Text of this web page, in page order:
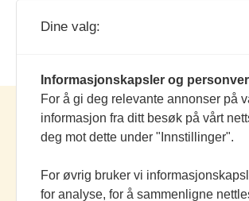
strategi.
elektronikknett.no
Nettredaktør: Einar
Salgssjef:Morten
Dine valg:
Informasjonskapsler og
For å gi deg relevante annonser på
informasjon fra ditt besøk på vårt
deg mot dette under "Innstillinger".
For øvrig bruker vi
for analyse, for å sammenligne